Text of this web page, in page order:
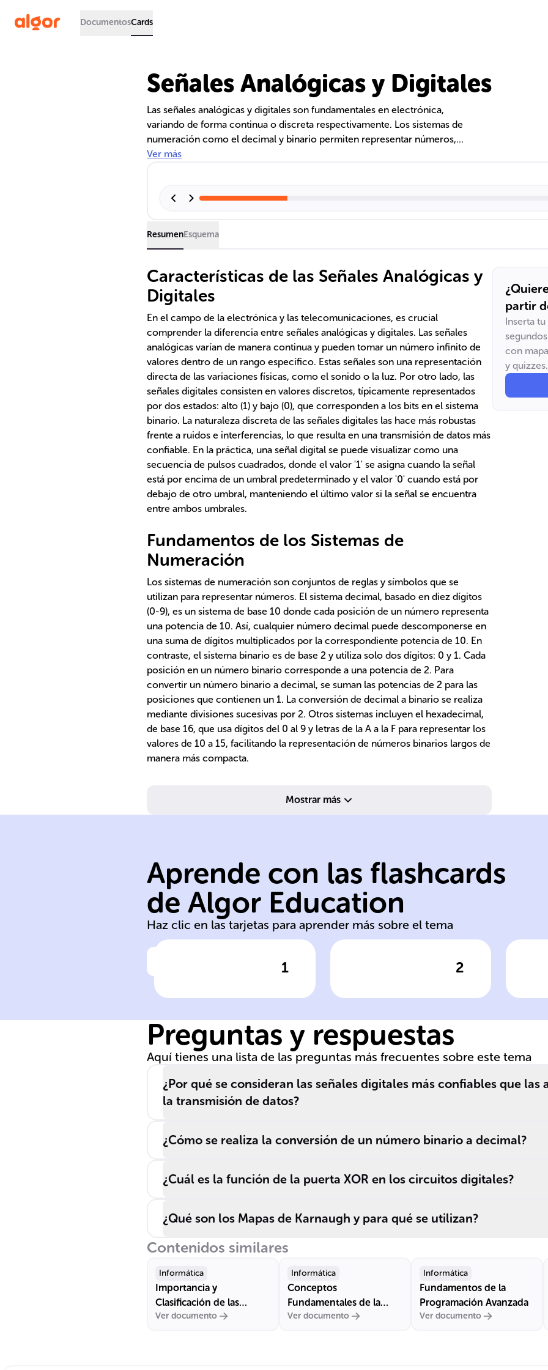
DocumentosCards
Señales Analógicas y Digitales
Las señales analógicas y digitales son fundamentales en electrónica,
variando de forma continua o discreta respectivamente. Los sistemas de
numeración como el decimal y binario permiten representar números,
mientras que las puertas lógicas realizan operaciones esenciales en
Ver más
ResumenEsquema
Características de las Señales Analógicas y
Digitales
En el campo de la electrónica y las telecomunicaciones, es crucial
comprender la diferencia entre señales analógicas y digitales. Las señales
analógicas varían de manera continua y pueden tomar un número infinito de
valores dentro de un rango específico. Estas señales son una representación
directa de las variaciones físicas, como el sonido o la luz. Por otro lado, las
señales digitales consisten en valores discretos, típicamente representados
por dos estados: alto (1) y bajo (0), que corresponden a los bits en el sistema
binario. La naturaleza discreta de las señales digitales las hace más robustas
frente a ruidos e interferencias, lo que resulta en una transmisión de datos más
confiable. En la práctica, una señal digital se puede visualizar como una
secuencia de pulsos cuadrados, donde el valor '1' se asigna cuando la señal
está por encima de un umbral predeterminado y el valor '0' cuando está por
debajo de otro umbral, manteniendo el último valor si la señal se encuentra
entre ambos umbrales.
Fundamentos de los Sistemas de
Numeración
Los sistemas de numeración son conjuntos de reglas y símbolos que se
utilizan para representar números. El sistema decimal, basado en diez dígitos
(0-9), es un sistema de base 10 donde cada posición de un número representa
una potencia de 10. Así, cualquier número decimal puede descomponerse en
una suma de dígitos multiplicados por la correspondiente potencia de 10. En
contraste, el sistema binario es de base 2 y utiliza solo dos dígitos: 0 y 1. Cada
posición en un número binario corresponde a una potencia de 2. Para
convertir un número binario a decimal, se suman las potencias de 2 para las
posiciones que contienen un 1. La conversión de decimal a binario se realiza
mediante divisiones sucesivas por 2. Otros sistemas incluyen el hexadecimal,
de base 16, que usa dígitos del 0 al 9 y letras de la A a la F para representar los
valores de 10 a 15, facilitando la representación de números binarios largos de
manera más compacta.
Mostrar más
partir
Inserta
con
y quizzes.
Aprende con las flashcards
de Algor Education
Haz clic en las tarjetas para aprender más sobre el tema
1
En el ámbito de la
______ y las
esencial
distinguir entre
señales ______ y
______.
Haz clic para comprobar la respuesta
electrónica
telecomunicacion
es analógicas
2
______ cambian
continua y
pueden adoptar
innumerables
valores dentro de
Haz clic para comprobar la respuesta
analógicas rango
Haz
Preguntas y respuestas
Aquí tienes una lista de las preguntas más frecuentes sobre este tema
¿Por qué se consideran las señales digitales más confiables que las
la transmisión de datos?
¿Cómo se realiza la conversión de un número binario a decimal?
¿Cuál es la función de la puerta XOR en los circuitos digitales?
¿Qué son los Mapas de Karnaugh y para qué se utilizan?
Contenidos similares
Informática
Importancia y
Clasificación de las
Fuentes de Información
Ver documento
Informática
Conceptos
Fundamentales de la
Informática y el
Ver documento
Informática
Fundamentos de la
Programación Avanzada
Ver documento